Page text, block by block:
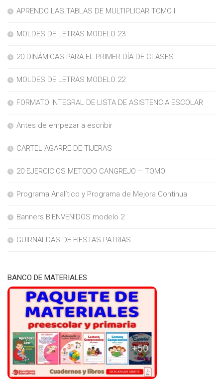
APRENDO LAS TABLAS DE MULTIPLICAR TOMO I
MOLDES DE LETRAS MODELO 23
20 DINÁMICAS PARA EL PRIMER DÍA DE CLASES
MOLDES DE LETRAS MODELO 22
FORMATO INTEGRAL DE LISTA DE ASISTENCIA ESCOLAR
Antes de empezar a escribir
CARTEL AGARRE DE TIJERAS
20 EJERCICIOS METODO CANGREJO – TOMO I
Programa Analítico y Programa de Mejora Continua
Banners BIENVENIDOS modelo 2
GUIRNALDAS DE FIESTAS PATRIAS
BANCO DE MATERIALES